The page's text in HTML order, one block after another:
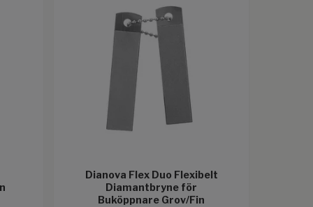
Dianova Flex Duo Flexibelt
Diamantbryne för
Buköppnare Grov/Fin